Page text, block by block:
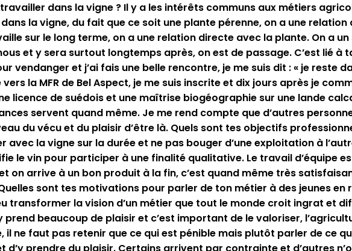
dans la vigne ? Il y a les intérêts communs aux métiers
la vigne, du fait que ce soit une plante pérenne, on a une relation
sur le long terme, on a une relation directe avec la plante. On a un
et y sera surtout longtemps après, on est de passage. C’est lié à
vendanger et j’ai fais une belle rencontre, je me suis dit : « je reste
la MFR de Bel Aspect, je me suis inscrite et dix jours après je
licence de suédois et une maîtrise biogéographie sur une lande
servent quand même. Je me rend compte que d’autres
du vécu et du plaisir d’être là. Quels sont tes objectifs
avec la vigne sur la durée et ne pas bouger d’une exploitation à
le vin pour participer à une finalité qualitative. Le travail d’équipe
on arrive à un bon produit à la fin, c’est quand même très
sont tes motivations pour parler de ton métier à des jeunes en
transformer la vision d’un métier que tout le monde croit ingrat et
prend beaucoup de plaisir et c’est important de le valoriser,
ne faut pas retenir que ce qui est pénible mais plutôt parler de ce